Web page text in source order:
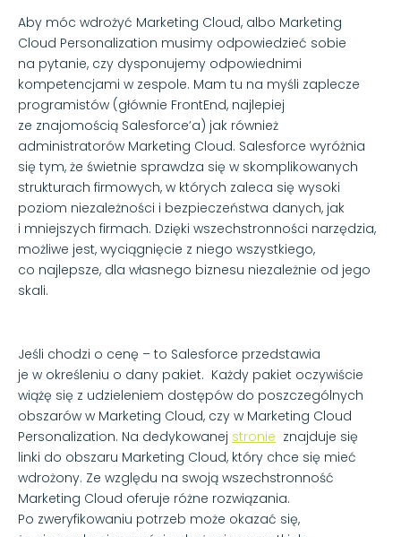
Aby móc wdrożyć Marketing Cloud, albo Marketing
Cloud Personalization musimy odpowiedzieć sobie
na pytanie, czy dysponujemy odpowiednimi
kompetencjami w zespole. Mam tu na myśli zaplecze
programistów (głównie FrontEnd, najlepiej
ze znajomością Salesforce’a) jak również
administratorów Marketing Cloud. Salesforce wyróżnia
się tym, że świetnie sprawdza się w skomplikowanych
strukturach firmowych, w których zaleca się wysoki
poziom niezależności i bezpieczeństwa danych, jak
i mniejszych firmach. Dzięki wszechstronności narzędzia,
możliwe jest, wyciągnięcie z niego wszystkiego,
co najlepsze, dla własnego biznesu niezależnie od jego
skali.
Jeśli chodzi o cenę – to Salesforce przedstawia
je w określeniu o dany pakiet. Każdy pakiet oczywiście
wiążę się z udzieleniem dostępów do poszczególnych
obszarów w Marketing Cloud, czy w Marketing Cloud
Personalization. Na dedykowanej stronie znajduje się
linki do obszaru Marketing Cloud, który chce się mieć
wdrożony. Ze względu na swoją wszechstronność
Marketing Cloud oferuje różne rozwiązania.
Po zweryfikowaniu potrzeb może okazać się,